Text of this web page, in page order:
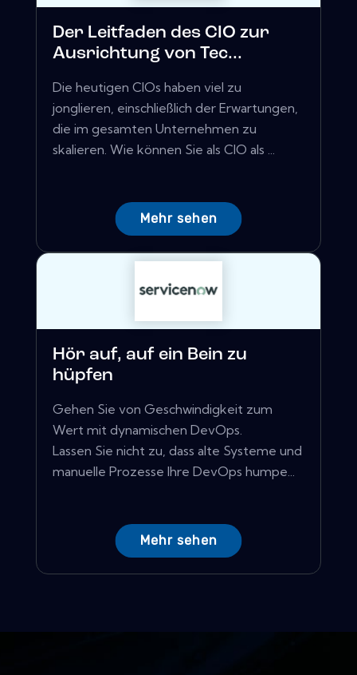
Der Leitfaden des CIO zur
Ausrichtung von Tec...
Die heutigen CIOs haben viel zu
jonglieren, einschließlich der Erwartungen,
die im gesamten Unternehmen zu
skalieren. Wie können Sie als CIO als ...
Mehr sehen
Hör auf, auf ein Bein zu
hüpfen
Gehen Sie von Geschwindigkeit zum
Wert mit dynamischen DevOps.
Lassen Sie nicht zu, dass alte Systeme und
manuelle Prozesse Ihre DevOps humpe...
Mehr sehen